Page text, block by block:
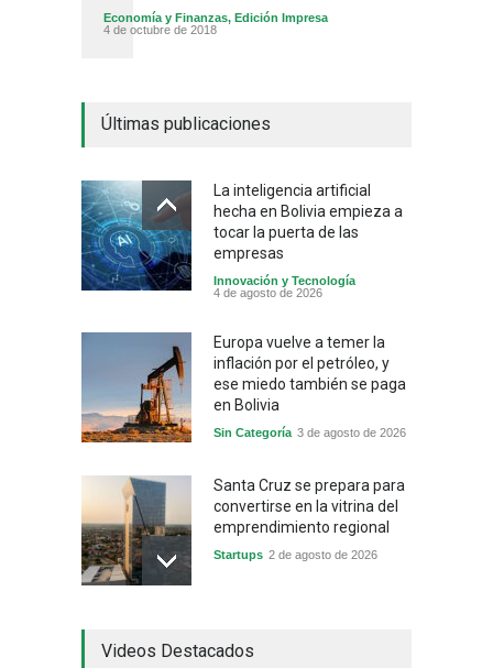
Economía y Finanzas, Edición Impresa
4 de octubre de 2018
Últimas publicaciones
La inteligencia artificial
hecha en Bolivia empieza a
tocar la puerta de las
empresas
Innovación y Tecnología
4 de agosto de 2026
Europa vuelve a temer la
inflación por el petróleo, y
ese miedo también se paga
en Bolivia
Sin Categoría 3 de agosto de 2026
Santa Cruz se prepara para
convertirse en la vitrina del
emprendimiento regional
Startups 2 de agosto de 2026
industrial y el golpe puede
Videos Destacados